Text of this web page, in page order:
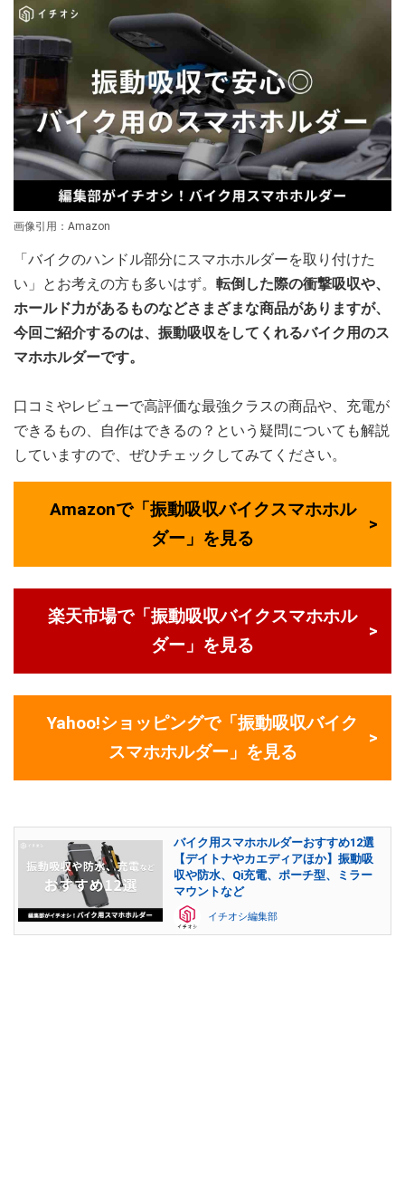
画像引用：Amazon
「バイクのハンドル部分にスマホホルダーを取り付けた
い」とお考えの方も多いはず。 転倒した際の衝撃吸収や、
ホールド力があるものなどさまざまな商品がありますが、
今回ご紹介するのは、振動吸収をしてくれるバイク用のス
マホホルダーです。
口コミやレビューで高評価な最強クラスの商品や、充電が
できるもの、自作はできるの？という疑問についても解説
していますので、ぜひチェックしてみてください。
Amazonで「振動吸収バイクスマホホル
ダー」を見る
楽天市場で「振動吸収バイクスマホホル
ダー」を見る
Yahoo!ショッピングで「振動吸収バイク
スマホホルダー」を見る
バイク用スマホホルダーおすすめ12選
【デイトナやカエディアほか】振動吸
収や防水、Qi充電、ポーチ型、ミラー
マウントなど
イチオシ編集部